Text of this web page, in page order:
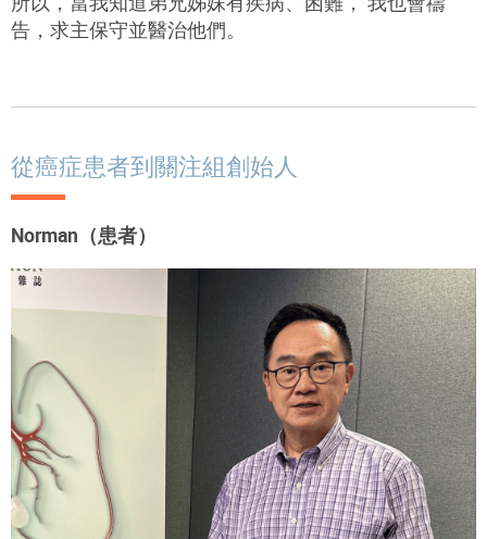
告，求主保守並醫治他們。
從癌症患者到關注組創始人
Norman（患者）